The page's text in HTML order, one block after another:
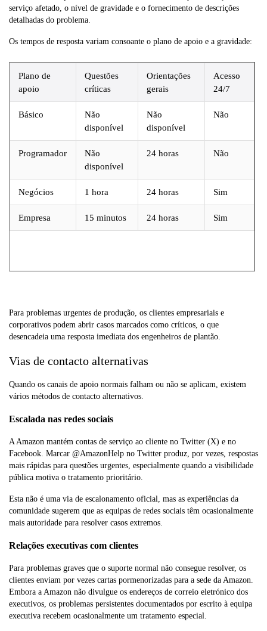
serviço afetado, o nível de gravidade e o fornecimento de descrições
detalhadas do problema.
Os tempos de resposta variam consoante o plano de apoio e a gravidade:
Plano de
apoio
Questões
críticas
Orientações
gerais
Acesso
24/7
Básico
Não
disponível
Não
disponível
Não
Programador
Não
disponível
24 horas Não
Negócios 1 hora 24 horas Sim
Empresa 15 minutos 24 horas Sim
Para problemas urgentes de produção, os clientes empresariais e
corporativos podem abrir casos marcados como críticos, o que
desencadeia uma resposta imediata dos engenheiros de plantão.
Vias de contacto alternativas
Quando os canais de apoio normais falham ou não se aplicam, existem
vários métodos de contacto alternativos.
Escalada nas redes sociais
A Amazon mantém contas de serviço ao cliente no Twitter (X) e no
Facebook. Marcar @AmazonHelp no Twitter produz, por vezes, respostas
mais rápidas para questões urgentes, especialmente quando a visibilidade
pública motiva o tratamento prioritário.
Esta não é uma via de escalonamento oficial, mas as experiências da
comunidade sugerem que as equipas de redes sociais têm ocasionalmente
mais autoridade para resolver casos extremos.
Relações executivas com clientes
Para problemas graves que o suporte normal não consegue resolver, os
clientes enviam por vezes cartas pormenorizadas para a sede da Amazon.
Embora a Amazon não divulgue os endereços de correio eletrónico dos
executivos, os problemas persistentes documentados por escrito à equipa
executiva recebem ocasionalmente um tratamento especial.